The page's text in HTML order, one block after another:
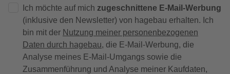
Ich möchte auf mich zugeschnittene E-Mail-Werbung
(inklusive den Newsletter) von hagebau erhalten. Ich
bin mit der Nutzung meiner personenbezogenen
Daten durch hagebau, die E-Mail-Werbung, die
Analyse meines E-Mail-Umgangs sowie die
Zusammenführung und Analyse meiner Kaufdaten,